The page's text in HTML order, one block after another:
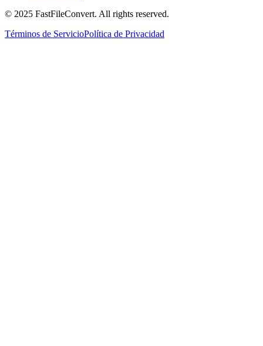
© 2025 FastFileConvert. All rights reserved.
Términos de ServicioPolítica de Privacidad